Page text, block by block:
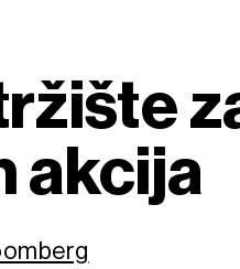
akcija